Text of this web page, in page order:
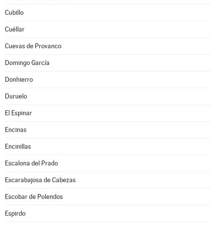
Cubillo
Cuéllar
Cuevas de Provanco
Domingo García
Donhierro
Duruelo
El Espinar
Encinas
Encinillas
Escalona del Prado
Escarabajosa de Cabezas
Escobar de Polendos
Espirdo